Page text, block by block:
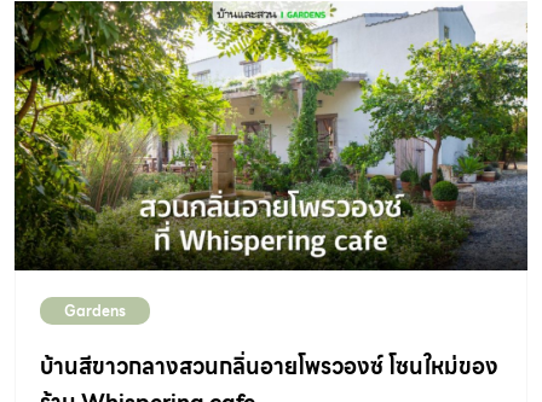
Gardens
บ้านสีขาวกลางสวนกลิ่นอายโพรวองซ์ โซนใหม่ของ